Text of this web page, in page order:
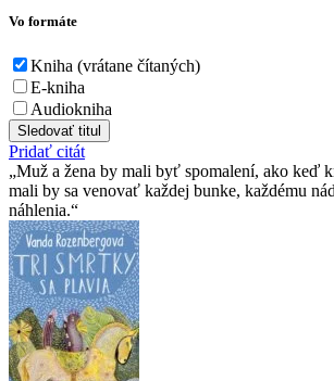
Vo formáte
Kniha (vrátane čítaných)
E-kniha
Audiokniha
Sledovať titul
Pridať citát
Muž a žena by mali byť spomalení, ako keď
mali by sa venovať každej bunke, každému
náhlenia.